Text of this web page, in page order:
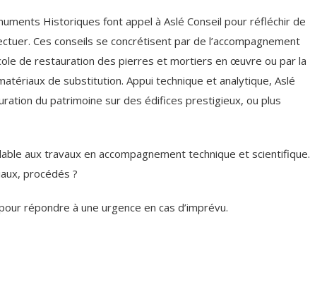
Historiques font appel à Aslé Conseil pour réfléchir de
Ces conseils se concrétisent par de l’accompagnement
de restauration des pierres et mortiers en œuvre ou par la
de substitution. Appui technique et analytique, Aslé
du patrimoine sur des édifices prestigieux, ou plus
aux travaux en accompagnement technique et scientifique.
procédés ?
répondre à une urgence en cas d’imprévu.